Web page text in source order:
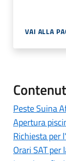
VAI ALLA
Peste Suina
Apertura
Richiesta per
Orari SAT